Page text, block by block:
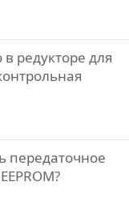
редукторе для
передаточное